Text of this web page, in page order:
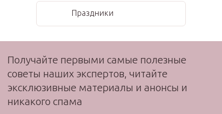
Праздники
Получайте первыми самые полезные
советы наших экспертов, читайте
эксклюзивные материалы и анонсы и
никакого спама